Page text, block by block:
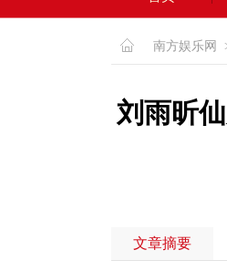
南方娱乐网
刘雨昕
文章摘要